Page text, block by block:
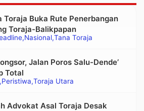
Nasional Tana Toraja
Toraja Buka Rute Penerbangan
Toraja-Balikpapan
Peristiwa Toraja Utara
Jalan Poros Salu-Dende’
Total
Advokat Asal Toraja Desak